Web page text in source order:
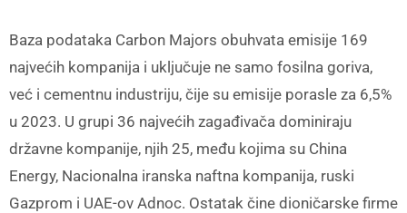
Baza podataka Carbon Majors obuhvata emisije 169
najvećih kompanija i uključuje ne samo fosilna goriva,
već i cementnu industriju, čije su emisije porasle za 6,5%
u 2023. U grupi 36 najvećih zagađivača dominiraju
državne kompanije, njih 25, među kojima su China
Energy, Nacionalna iranska naftna kompanija, ruski
Gazprom i UAE-ov Adnoc. Ostatak čine dioničarske firme